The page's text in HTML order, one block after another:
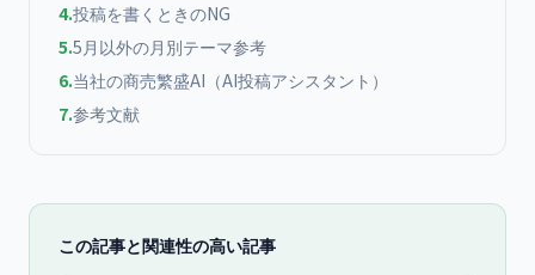
4.投稿を書くときのNG
5.5月以外の月別テーマ参考
6.当社の商売繁盛AI（AI投稿アシスタント）
7.参考文献
この記事と関連性の高い記事